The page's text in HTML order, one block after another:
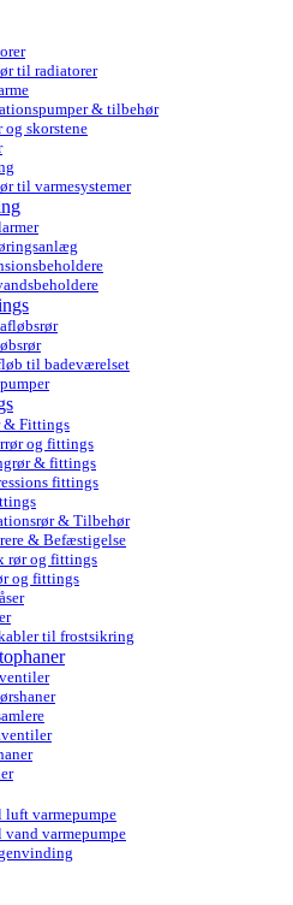
til radiatorer
& tilbehør
og skorstene
til varmesystemer
til badeværelset
& Fittings
og fittings
& fittings
fittings
& Tilbehør
& Befæstigelse
rør og fittings
og fittings
til frostsikring
varmepumpe
varmepumpe